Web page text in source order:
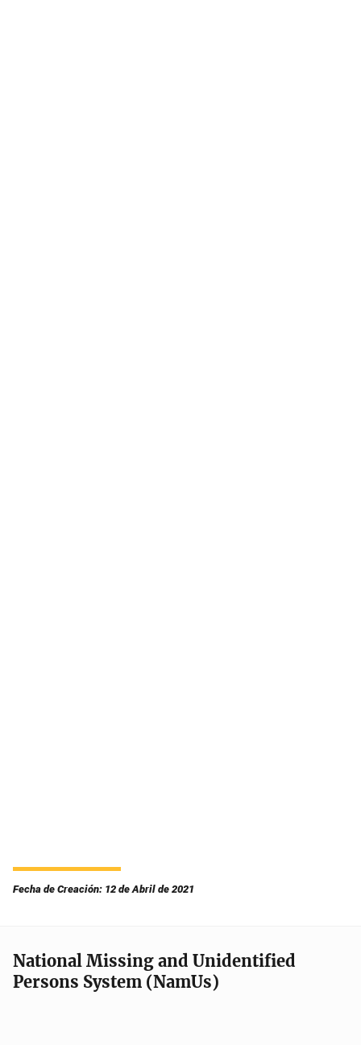
Fecha de Creación: 12 de Abril de 2021
National Missing and Unidentified
Persons System (NamUs)